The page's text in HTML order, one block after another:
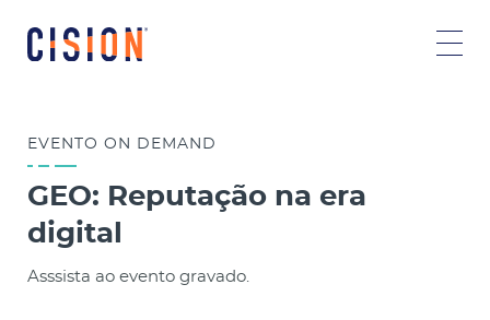
EVENTO ON DEMAND
GEO: Reputação na era
digital
Asssista ao evento gravado.